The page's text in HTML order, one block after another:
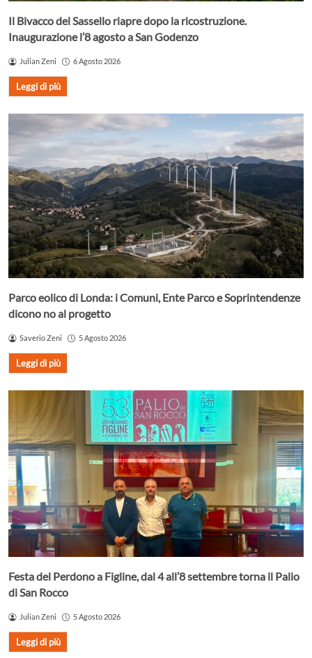
Il Bivacco del Sassello riapre dopo la ricostruzione.
Inaugurazione l’8 agosto a San Godenzo
Julian Zeni 6 Agosto 2026
Leggi di più
Parco eolico di Londa: i Comuni, Ente Parco e Soprintendenze
dicono no al progetto
Saverio Zeni 5 Agosto 2026
Leggi di più
Festa del Perdono a Figline, dal 4 all’8 settembre torna il Palio
di San Rocco
Julian Zeni 5 Agosto 2026
Leggi di più